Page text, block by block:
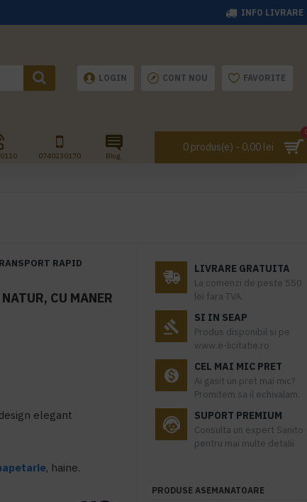
INFO LIVRARE
LOGIN CONT NOU FAVORITE
0740230170 Blog
0 produs(e) - 0,00 lei
RAPID
NATUR, CU MANER
elegant
, haine.
LIVRARE GRATUITA
La comenzi de peste 550
lei fara TVA.
SI IN SEAP
Produs disponibil si pe
www.e-licitatie.ro
CEL MAI MIC PRET
Ai gasit un pret mai mic?
Promitem sa il echivalam.
SUPORT PREMIUM
Consulta un expert Sanito
pentru mai multe detalii
PRODUSE ASEMANATOARE